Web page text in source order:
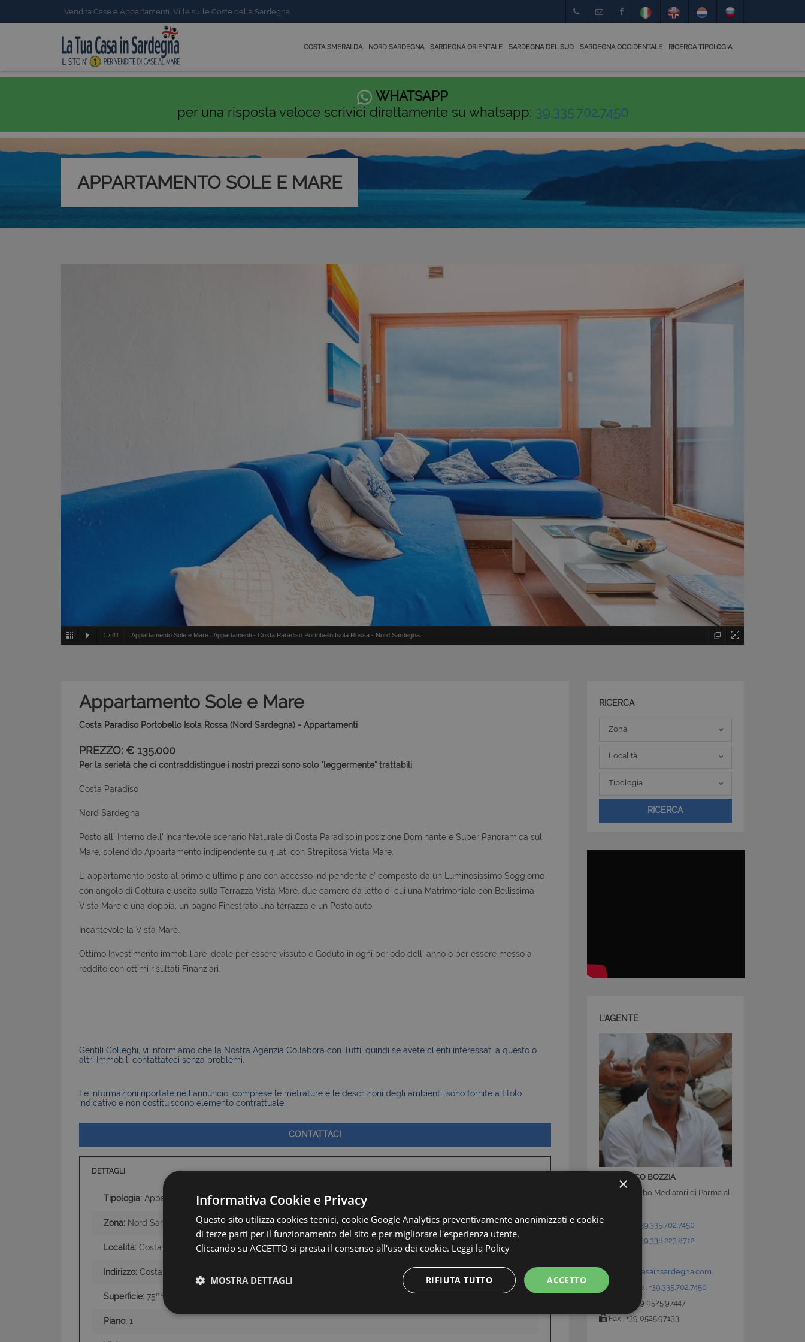
Vendita Case e Appartamenti, Ville sulle Coste della Sardegna
COSTA SMERALDA NORD SARDEGNA SARDEGNA ORIENTALE SARDEGNA DEL SUD SARDEGNA OCCIDENTALE RICERCA TIPOLOGIA
WHATSAPP
per una risposta veloce scrivici direttamente su whatsapp: 39.335.702.7450
APPARTAMENTO SOLE E MARE
1 / 41 Appartamento Sole e Mare | Appartamenti - Costa Paradiso Portobello Isola Rossa - Nord Sardegna
Appartamento Sole e Mare
Costa Paradiso Portobello Isola Rossa (Nord Sardegna) - Appartamenti
PREZZO: € 135.000
Per la serietà che ci contraddistingue i nostri prezzi sono solo "leggermente" trattabili
Costa Paradiso
Nord Sardegna
Posto all' Interno dell' Incantevole scenario Naturale di Costa Paradiso,in posizione Dominante e Super Panoramica sul
Mare, splendido Appartamento indipendente su 4 lati con Strepitosa Vista Mare.
L' appartamento posto al primo e ultimo piano con accesso indipendente e' composto da un Luminosissimo Soggiorno
con angolo di Cottura e uscita sulla Terrazza Vista Mare, due camere da letto di cui una Matrimoniale con Bellissima
Vista Mare e una doppia, un bagno Finestrato una terrazza e un Posto auto.
Incantevole la Vista Mare.
Ottimo Investimento immobiliare ideale per essere vissuto e Goduto in ogni periodo dell' anno o per essere messo a
reddito con ottimi risultati Finanziari.
Gentili Colleghi, vi informiamo che la Nostra Agenzia Collabora con Tutti, quindi se avete clienti interessati a questo o
altri Immobili contattateci senza problemi.
Le informazioni riportate nell’annuncio, comprese le metrature e le descrizioni degli ambienti, sono fornite a titolo
indicativo e non costituiscono elemento contrattuale
CONTATTACI
DETTAGLI
Tipologia: Appartamenti
Zona: Nord Sardegna
Località: Costa Paradiso Portobello Isola Rossa
Indirizzo: Costa Paradiso
Superficie: 75m2
Piano: 1
RICERCA
ZonaZona
Località
Località
Tipologia
Tipologia
RICERCA
L'AGENTE
GIANMARCO BOZZIA
Iscritto all'Albo Mediatori di Parma al
+39.335.702.7450
+39.338.223.8712
info@latuacasainsardegna.com
Whatsapp :+39.335.702.7450
Ufficio : +39 0525.97447
Fax : +39 0525.97133
×
Informativa Cookie e Privacy
Questo sito utilizza cookies tecnici, cookie Google Analytics preventivamente anonimizzati e cookie
di terze parti per il funzionamento del sito e per migliorare l'esperienza utente.
Cliccando su ACCETTO si presta il consenso all'uso dei cookie. Leggi la Policy
ACCETTO
RIFIUTA TUTTO
MOSTRA DETTAGLI
Strettamente necessari e Statistiche